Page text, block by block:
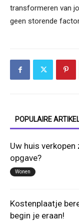
transformeren van
geen storende
POPULAIRE
Uw huis
opgave?
Wonen
Kostenplaatje
begin je eraan!